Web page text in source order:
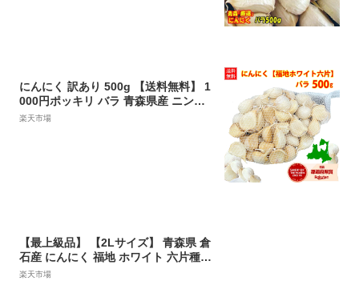
にんにく 訳あり 500g 【送料無料】 1
000円ポッキリ バラ 青森県産 ニンニ
ク 福地ホワイト六片種 【にんにく 青
楽天市場
【最上級品】 【2Lサイズ】 青森県 倉
石産 にんにく 福地 ホワイト 六片種 1
キロ★令和5年度産
楽天市場